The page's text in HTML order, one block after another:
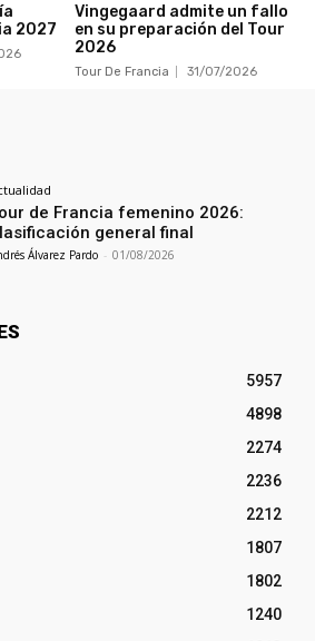
2027
Vingegaard admite un fallo
en su preparación del Tour
2026
Tour De Francia 31/07/2026
de Francia femenino 2026:
general final
Álvarez Pardo - 01/08/2026
5957
4898
2274
2236
2212
1807
1802
1240